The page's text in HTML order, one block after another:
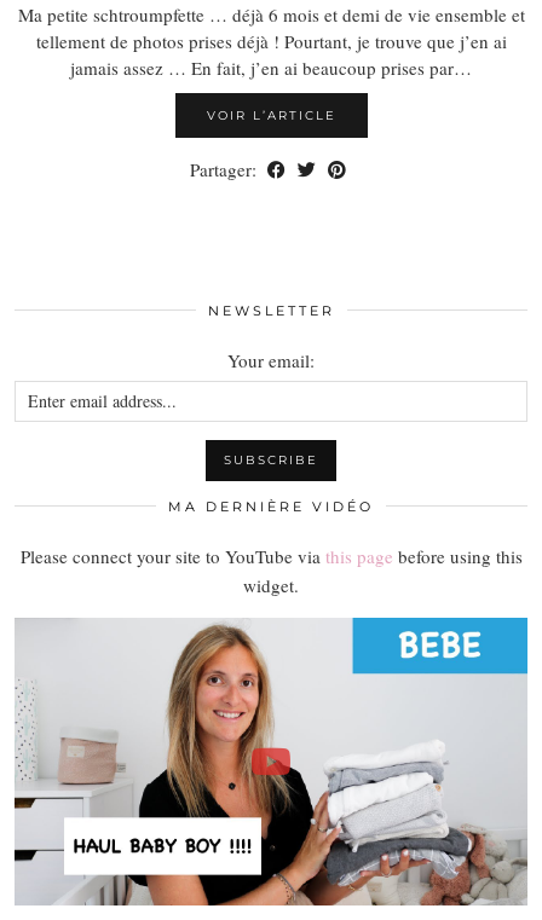
Ma petite schtroumpfette … déjà 6 mois et demi de vie ensemble et
tellement de photos prises déjà ! Pourtant, je trouve que j’en ai
jamais assez … En fait, j’en ai beaucoup prises par…
VOIR L’ARTICLE
Partager:
NEWSLETTER
Your email:
MA DERNIÈRE VIDÉO
Please connect your site to YouTube via this page before using this
widget.